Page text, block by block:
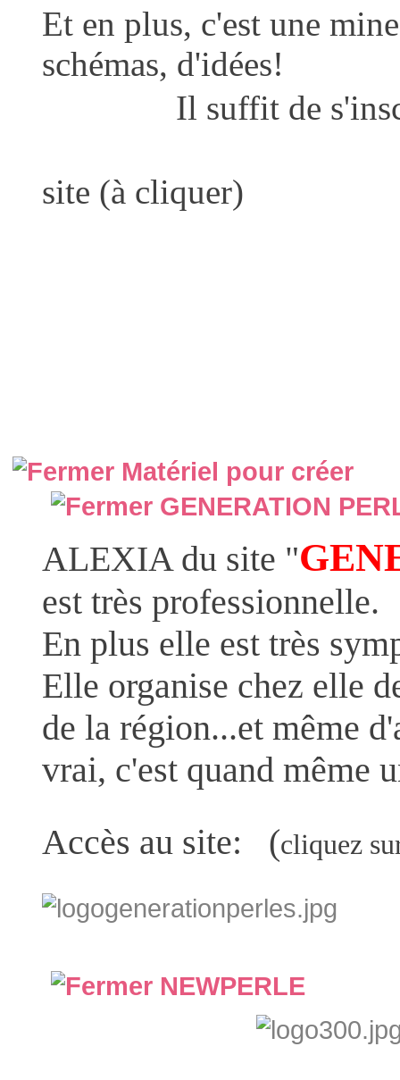
Et en plus, c'est une
schémas, d'idées!
Il suffit de
site (à cliquer)
Matériel pour créer
GENERATION
ALEXIA du site "
est très professionnelle.
En plus elle est très
Elle organise chez elle
de la région...et même
vrai, c'est quand même
Accès au site: (cliquez
NEWPERLE